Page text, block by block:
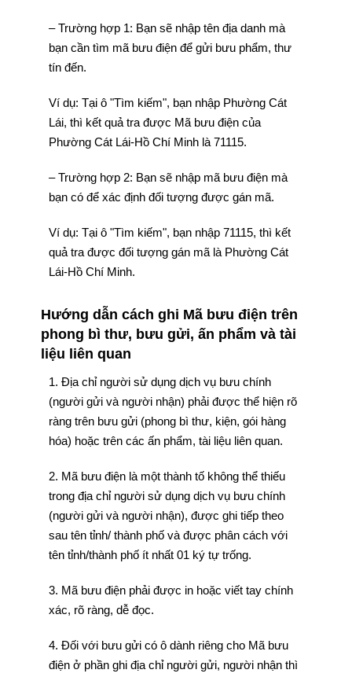
– Trường hợp 1: Bạn sẽ nhập tên địa danh mà
bạn cần tìm mã bưu điện để gửi bưu phẩm, thư
tín đến.
Ví dụ: Tại ô "Tìm kiếm", bạn nhập Phường Cát
Lái, thì kết quả tra được Mã bưu điện của
Phường Cát Lái-Hồ Chí Minh là 71115.
– Trường hợp 2: Bạn sẽ nhập mã bưu điện mà
bạn có để xác định đối tượng được gán mã.
Ví dụ: Tại ô "Tìm kiếm", bạn nhập 71115, thì kết
quả tra được đối tượng gán mã là Phường Cát
Lái-Hồ Chí Minh.
Hướng dẫn cách ghi Mã bưu điện trên
phong bì thư, bưu gửi, ấn phẩm và tài
liệu liên quan
1. Địa chỉ người sử dụng dịch vụ bưu chính
(người gửi và người nhận) phải được thể hiện rõ
ràng trên bưu gửi (phong bì thư, kiện, gói hàng
hóa) hoặc trên các ấn phẩm, tài liệu liên quan.
2. Mã bưu điện là một thành tố không thể thiếu
trong địa chỉ người sử dụng dịch vụ bưu chính
(người gửi và người nhận), được ghi tiếp theo
sau tên tỉnh/ thành phố và được phân cách với
tên tỉnh/thành phố ít nhất 01 ký tự trống.
3. Mã bưu điện phải được in hoặc viết tay chính
xác, rõ ràng, dễ đọc.
4. Đối với bưu gửi có ô dành riêng cho Mã bưu
điện ở phần ghi địa chỉ người gửi, người nhận thì